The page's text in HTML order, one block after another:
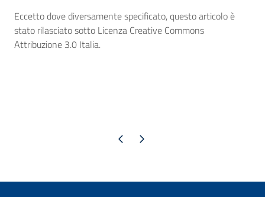
Eccetto dove diversamente specificato, questo articolo è
stato rilasciato sotto Licenza Creative Commons
Attribuzione 3.0 Italia.
Pagina precedente
Pagina successiva